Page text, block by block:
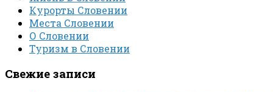
Курорты Словении
Места Словении
О Словении
Туризм в Словении
Свежие записи